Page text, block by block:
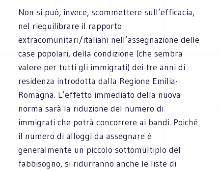
Non si può, invece, scommettere sull’efficacia,
nel riequilibrare il rapporto
extracomunitari/italiani nell’assegnazione delle
case popolari, della condizione (che sembra
valere per tutti gli immigrati) dei tre anni di
residenza introdotta dalla Regione Emilia-
Romagna. L’effetto immediato della nuova
norma sarà la riduzione del numero di
immigrati che potrà concorrere ai bandi. Poiché
il numero di alloggi da assegnare è
generalmente un piccolo sottomultiplo del
fabbisogno, si ridurranno anche le liste di